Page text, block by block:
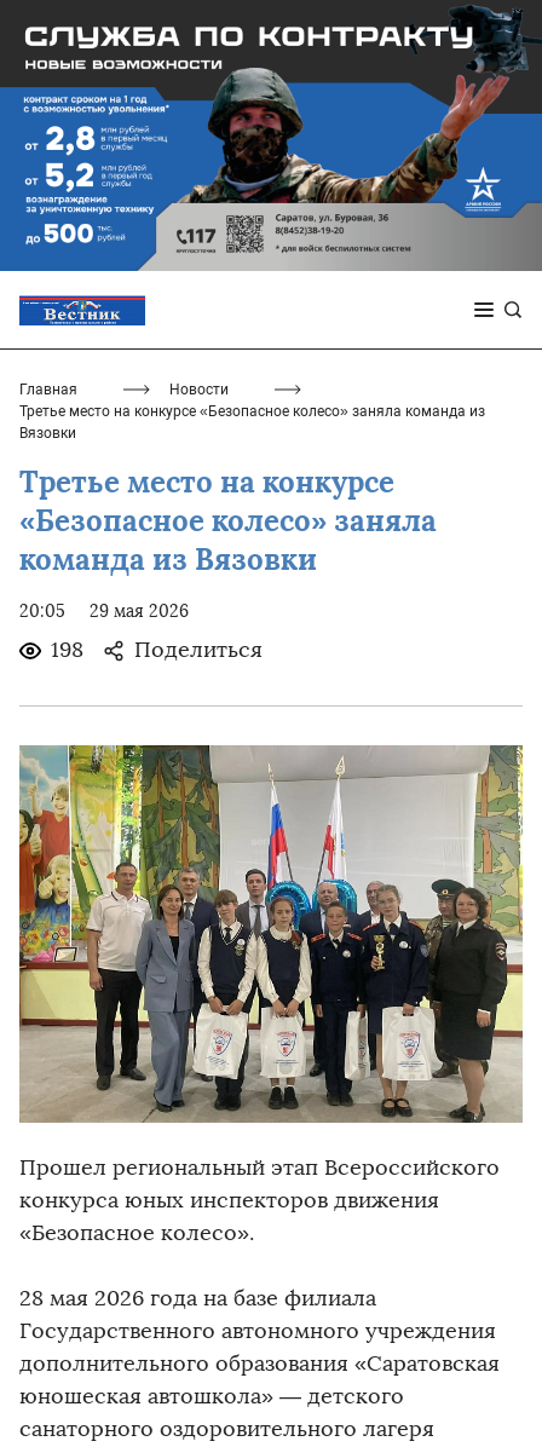
Главная
Новости
Третье место на конкурсе «Безопасное колесо» заняла команда из
Вязовки
Третье место на конкурсе
«Безопасное колесо» заняла
команда из Вязовки
20:05 29 мая 2026
198 Поделиться
Прошел региональный этап Всероссийского
конкурса юных инспекторов движения
«Безопасное колесо».
28 мая 2026 года на базе филиала
Государственного автономного учреждения
дополнительного образования «Саратовская
юношеская автошкола» — детского
санаторного оздоровительного лагеря